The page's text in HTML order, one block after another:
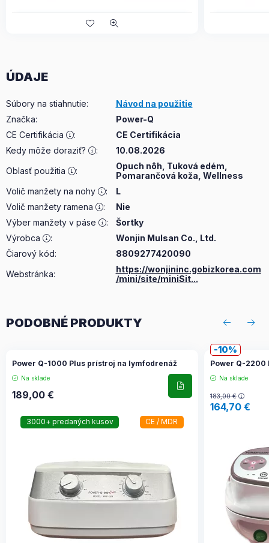
ÚDAJE
Súbory na stiahnutie:
Návod na použitie
Značka:
Power-Q
CE Certifikácia
:
CE Certifikácia
Kedy môže doraziť?
:
10.08.2026
Oblasť použitia
:
Opuch nôh, Tuková edém,
Pomarančová koža, Wellness
Volič manžety na nohy
:
L
Volič manžety ramena
:
Nie
Výber manžety v páse
:
Šortky
Výrobca
:
Wonjin Mulsan Co., Ltd.
Čiarový kód:
8809277420090
Webstránka:
https://wonjininc.gobizkorea.com
/mini/site/miniSit...
PODOBNÉ PRODUKTY
Power Q-1000 Plus prístroj na lymfodrenáž
Na sklade
189,00 €
3000+ predaných kusov CE / MDR
10
Power Q-
Na sklade
183,00€
164,70€